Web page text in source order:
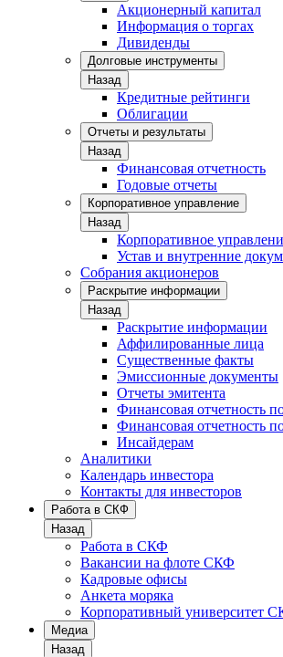
Акционерный капитал
Информация о торгах
Дивиденды
Долговые инструменты
Назад
Кредитные рейтинги
Облигации
Отчеты и результаты
Назад
Финансовая отчетность
Годовые отчеты
Корпоративное управление
Назад
Корпоративное
Устав и внутренние
Собрания акционеров
Раскрытие информации
Назад
Раскрытие информации
Аффилированные лица
Существенные факты
Эмиссионные документы
Отчеты эмитента
Финансовая отчетность
Финансовая отчетность
Инсайдерам
Аналитики
Календарь инвестора
Контакты для инвесторов
Работа в СКФ
Назад
Работа в СКФ
Вакансии на флоте СКФ
Кадровые офисы
Анкета моряка
Корпоративный университет
Медиа
Назад